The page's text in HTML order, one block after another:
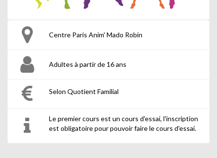
Centre Paris Anim' Mado Robin
Adultes à partir de 16 ans
Selon Quotient Familial
Le premier cours est un cours d'essai, l'inscription
est obligatoire pour pouvoir faire le cours d'essai.